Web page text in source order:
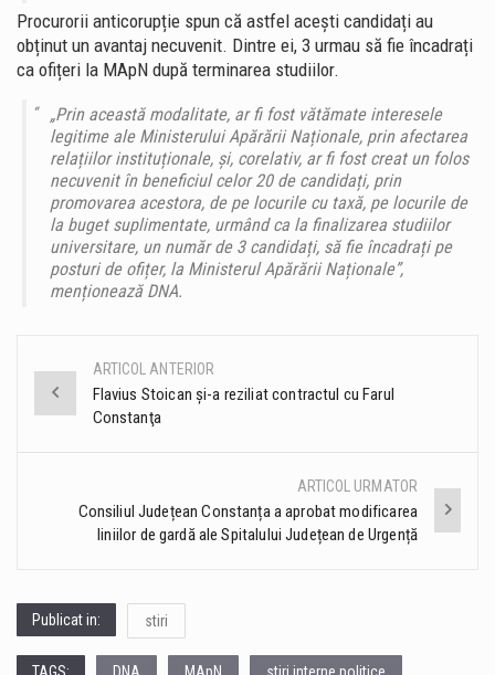
Procurorii anticorupție spun că astfel acești candidați au
obținut un avantaj necuvenit. Dintre ei, 3 urmau să fie încadrați
ca ofițeri la MApN după terminarea studiilor.
„Prin această modalitate, ar fi fost vătămate interesele
legitime ale Ministerului Apărării Naționale, prin afectarea
relațiilor instituționale, și, corelativ, ar fi fost creat un folos
necuvenit în beneficiul celor 20 de candidați, prin
promovarea acestora, de pe locurile cu taxă, pe locurile de
la buget suplimentate, urmând ca la finalizarea studiilor
universitare, un număr de 3 candidați, să fie încadrați pe
posturi de ofițer, la Ministerul Apărării Naționale”,
menționează DNA.
Post
navigation
ARTICOL ANTERIOR
Flavius Stoican şi-a reziliat contractul cu Farul
Constanţa
ARTICOL URMATOR
Consiliul Județean Constanța a aprobat modificarea
liniilor de gardă ale Spitalului Județean de Urgență
Publicat in: stiri
TAGS: DNA MApN stiri interne politice